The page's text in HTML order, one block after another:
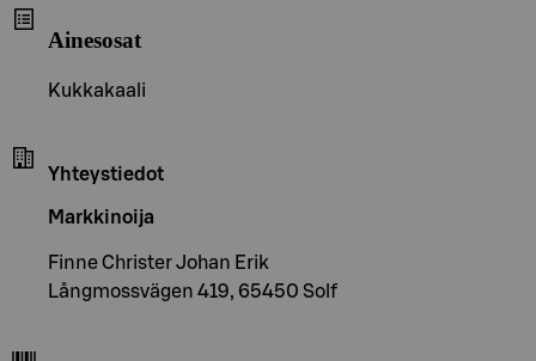
Ainesosat
Kukkakaali
Yhteystiedot
Markkinoija
Finne Christer Johan Erik
Långmossvägen 419, 65450 Solf